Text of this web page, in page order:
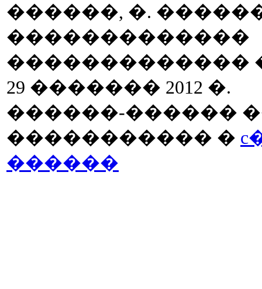
������, �.
�������������
������������� ��
29 ������� 2012 �.
������-������
����������� �
������